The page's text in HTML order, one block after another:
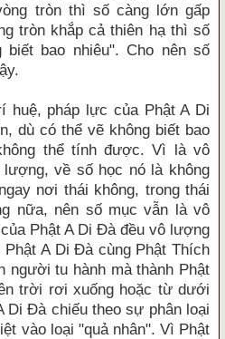
tròn thì số càng lớn gấp
tròn khắp cả thiên hạ thì số
bao nhiêu". Cho nên số
huệ, pháp lực của Phật A Di
dù có thể vẽ không biết bao
thể tính được. Vì là vô
về số học nó là không
nơi thái không, trong thái
nữa, nên số mục vẫn là vô
Phật A Di Đà đều vô lượng
A Di Đà cùng Phật Thích
người tu hành mà thành Phật
trời rơi xuống hoặc từ dưới
Di Đà chiếu theo sự phân loại
vào loại "quả nhân". Vì Phật